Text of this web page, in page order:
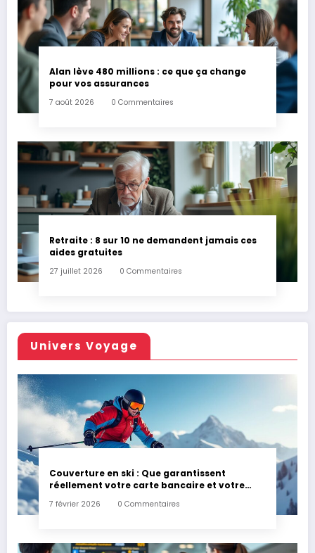
Alan lève 480 millions : ce que ça change
pour vos assurances
7 août 2026 0 Commentaires
Retraite : 8 sur 10 ne demandent jamais ces
aides gratuites
27 juillet 2026 0 Commentaires
Univers Voyage
Couverture en ski : Que garantissent
réellement votre carte bancaire et votre
7 février 2026 0 Commentaires